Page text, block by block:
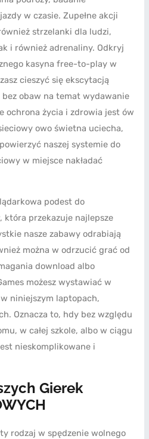
w czasie. Zupełne akcji
strzelanki dla ludzi,
i również adrenaliny. Odkryj
kasyna free-to-play w
cieszyć się ekscytacją
obaw na temat wydawanie
ochrona życia i zdrowia jest ów
owo świetna uciecha,
naszej systemie do
w miejsce nakładać
podest do
która przekazuje najlepsze
nasze zabawy odrabiają
można w odrzucić grać od
download albo
możesz wystawiać w
niniejszym laptopach,
Oznacza to, hdy bez względu
w całej szkole, albo w ciągu
nieskomplikowane i
Gierek
rodzaj w spędzenie wolnego